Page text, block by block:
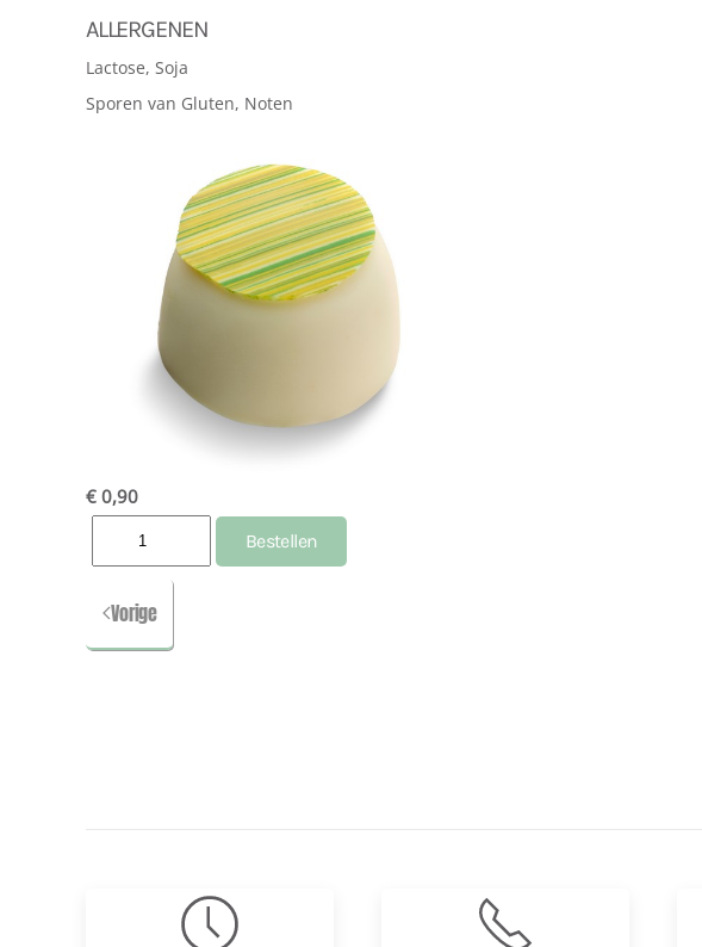
ALLERGENEN
Lactose, Soja
Sporen van Gluten, Noten
€ 0,90
Vorige